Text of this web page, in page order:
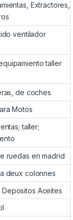
Extractores,
ventilador
taller
de coches
Motos
taller;
ruedas en madrid
deux colonnes
Aceites